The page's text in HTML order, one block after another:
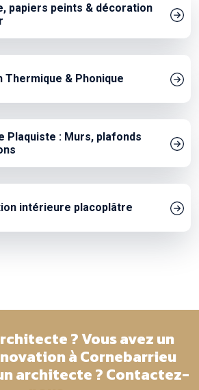
papiers peints & décoration
Thermique & Phonique
Plaquiste : Murs, plafonds
intérieure placoplâtre
? Vous avez un
à Cornebarrieu
architecte ? Contactez-